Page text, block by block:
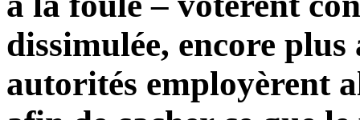
dissimulée, encore
autorités employèrent